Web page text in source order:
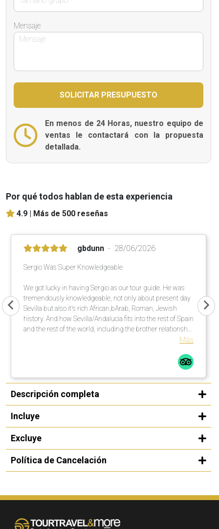
Mensaje
En menos de 24 Horas, nuestro equipo de
ventas le contactará con la propuesta
detallada.
Por qué todos hablan de esta experiencia
4.9 | Más de 500 reseñas
gbdunn 28/06/2026
Sergio Was Super Knowledgeable
We got lucky in having Sergio as our tour guide. He was
tremendously knowledgeable, not only about present day
Sevilla but also it's rich African,bArab, Roman, Jewish
history. And how Sevilla/Andalucia fits into the rest of Spain
and the rest of the world, including the brother relationship
Más
Descripción completa
Incluye
Excluye
Política de Cancelación